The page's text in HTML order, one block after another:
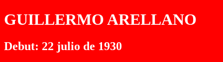
GUILLERMO ARELLANO
Debut: 22 julio de 1930